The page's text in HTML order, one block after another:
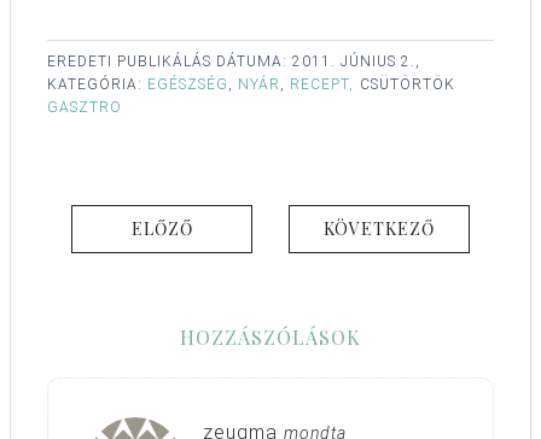
EREDETI PUBLIKÁLÁS DÁTUMA: 2011. JÚNIUS 2.,
CSÜTÖRTÖK
KATEGÓRIA: EGÉSZSÉG , NYÁR , RECEPT,
GASZTRO
ELŐZŐ KÖVETKEZŐ
HOZZÁSZÓLÁSOK
zeugma mondta